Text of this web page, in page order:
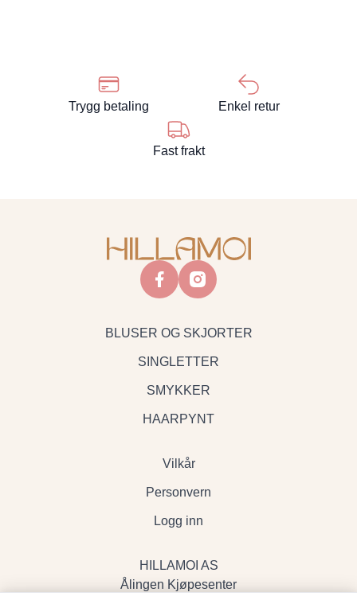
Trygg betaling Enkel retur
Fast frakt
facebookinstagram
BLUSER OG SKJORTER
SINGLETTER
SMYKKER
HAARPYNT
Vilkår
Personvern
Logg inn
HILLAMOI AS
Ålingen Kjøpesenter